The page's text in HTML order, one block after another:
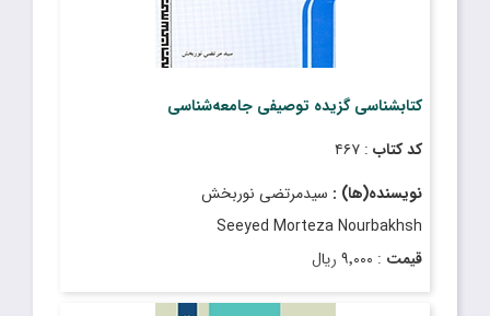
کتابشناسی گزیده توصیفی جامعه‌شناسی
کد کتاب : ۴۶۷
نویسنده(ها) : سیدمرتضی نوربخش
Seeyed Morteza Nourbakhsh
قیمت : ۹٬۰۰۰ ریال
: فروردین ۱۳۷۹